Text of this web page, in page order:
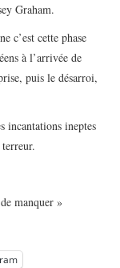
Graham.
c’est cette phase
à l’arrivée de
puis le désarroi,
incantations ineptes
manquer »